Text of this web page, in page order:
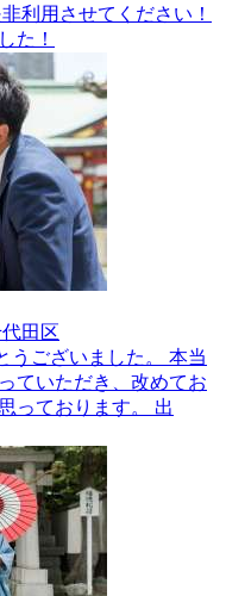
利用させてください！
た！
田区
うございました。 本当
ていただき、改めてお
っております。 出